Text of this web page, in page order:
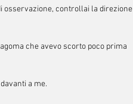
osservazione, controllai la direzione
che avevo scorto poco prima
a me.